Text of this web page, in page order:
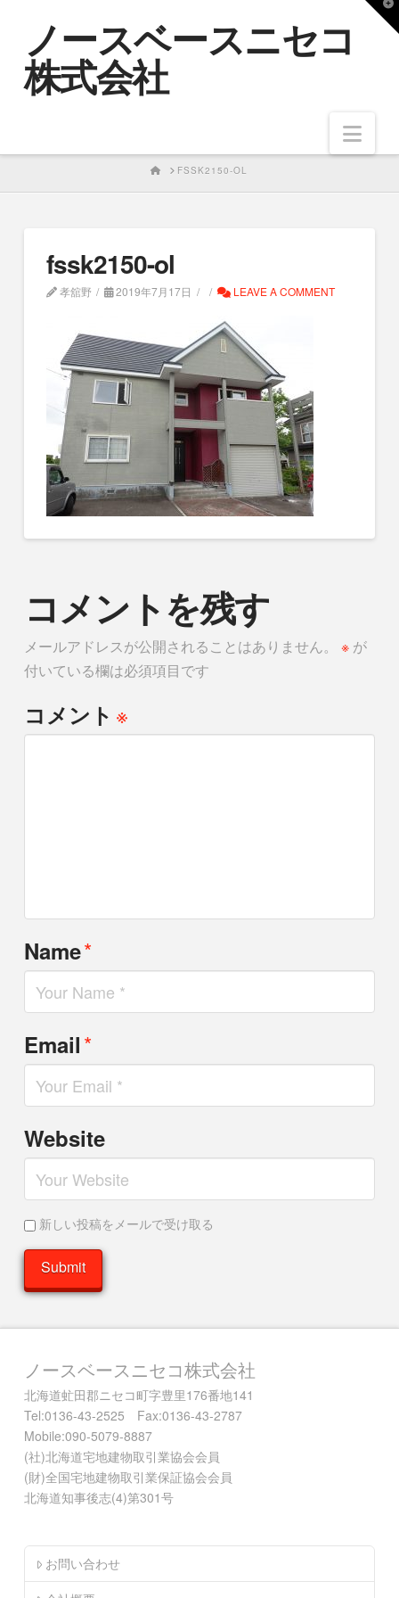
ノースベースニセコ
株式会社
HOMEFSSK2150-OL
fssk2150-ol
孝舘野 2019年7月17日 LEAVE A COMMENT
コメントを残す
メールアドレスが公開されることはありません。 ※が
付いている欄は必須項目です
コメント※
Name*
Email*
Website
新しい投稿をメールで受け取る
ノースベースニセコ株式会社
北海道虻田郡ニセコ町字豊里176番地141
Tel:0136-43-2525 Fax:0136-43-2787
Mobile:090-5079-8887
(社)北海道宅地建物取引業協会会員
(財)全国宅地建物取引業保証協会会員
北海道知事後志(4)第301号
お問い合わせ